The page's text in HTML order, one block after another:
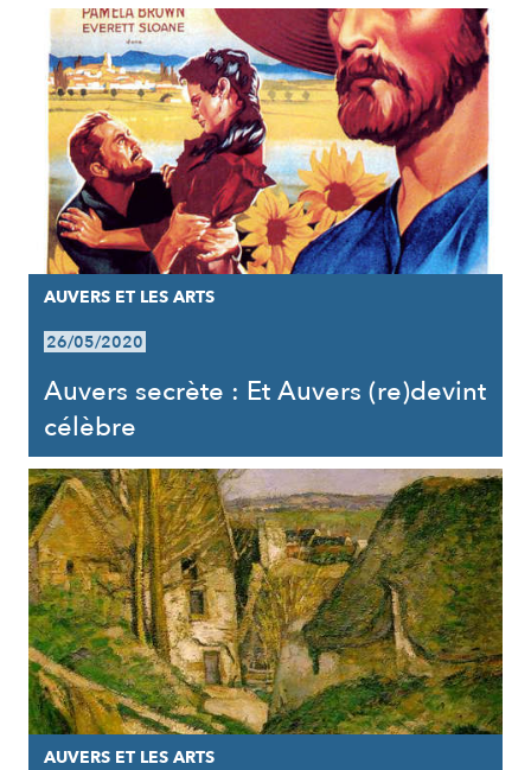
AUVERS ET LES ARTS
26/05/2020
Auvers secrète : Et Auvers (re)devint
célèbre
AUVERS ET LES ARTS